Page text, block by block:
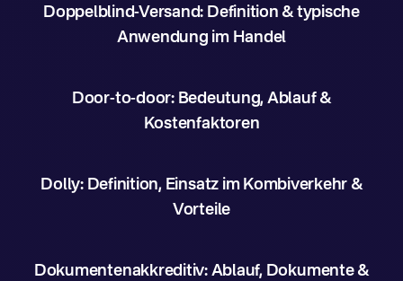
Doppelblind-Versand: Definition & typische
Anwendung im Handel
Door-to-door: Bedeutung, Ablauf &
Kostenfaktoren
Dolly: Definition, Einsatz im Kombiverkehr &
Vorteile
Dokumentenakkreditiv: Ablauf, Dokumente &